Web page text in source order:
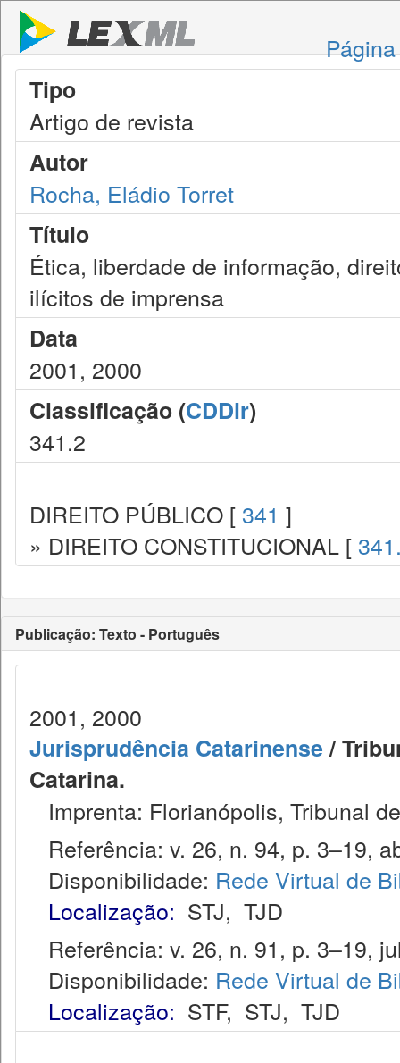
Tipo
Artigo de revista
Autor
Rocha, Eládio Torret
Título
Ética, liberdade de informação,
ilícitos de imprensa
Data
2001, 2000
Classificação (CDDir)
341.2
DIREITO PÚBLICO [ 341 ]
» DIREITO CONSTITUCIONAL [
Publicação: Texto - Português
2001, 2000
Jurisprudência Catarinense/
Catarina.
Imprenta: Florianópolis, Tribunal
Referência: v. 26, n. 94, p. 3–19,
Disponibilidade: Rede Virtual de
Localização: STJ, TJD
Referência: v. 26, n. 91, p. 3–19,
Disponibilidade: Rede Virtual de
Localização: STF, STJ, TJD